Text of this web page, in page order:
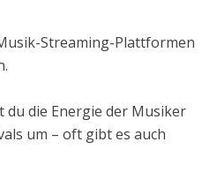
Streaming-Plattformen
du die Energie der Musiker
um – oft gibt es auch